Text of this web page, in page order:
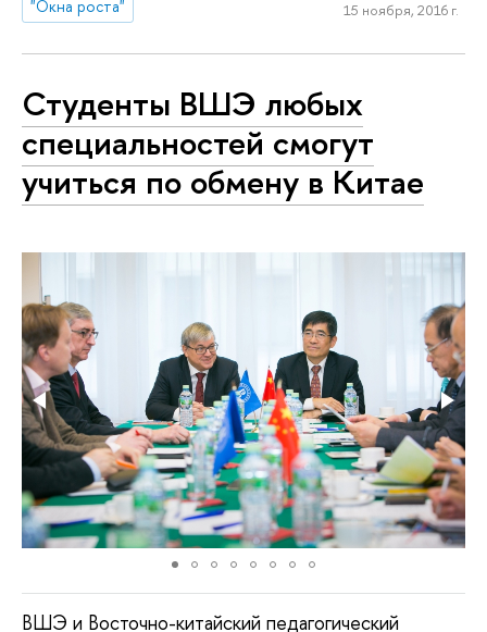
"Окна роста"
15 ноября, 2016 г.
Студенты ВШЭ любых
специальностей смогут
учиться по обмену в Китае
ВШЭ и Восточно-китайский педагогический